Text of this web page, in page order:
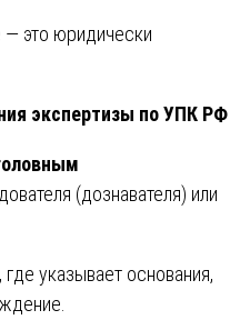
это юридически
экспертизы по УПК РФ
(дознавателя) или
указывает основания,